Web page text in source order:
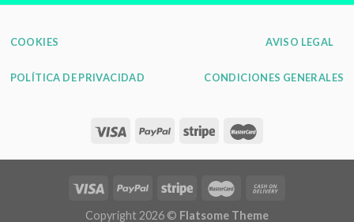
COOKIES
POLÍTICA DE PRIVACIDAD
AVISO LEGAL
CONDICIONES GENERALES
Copyright 2026 © Flatsome Theme